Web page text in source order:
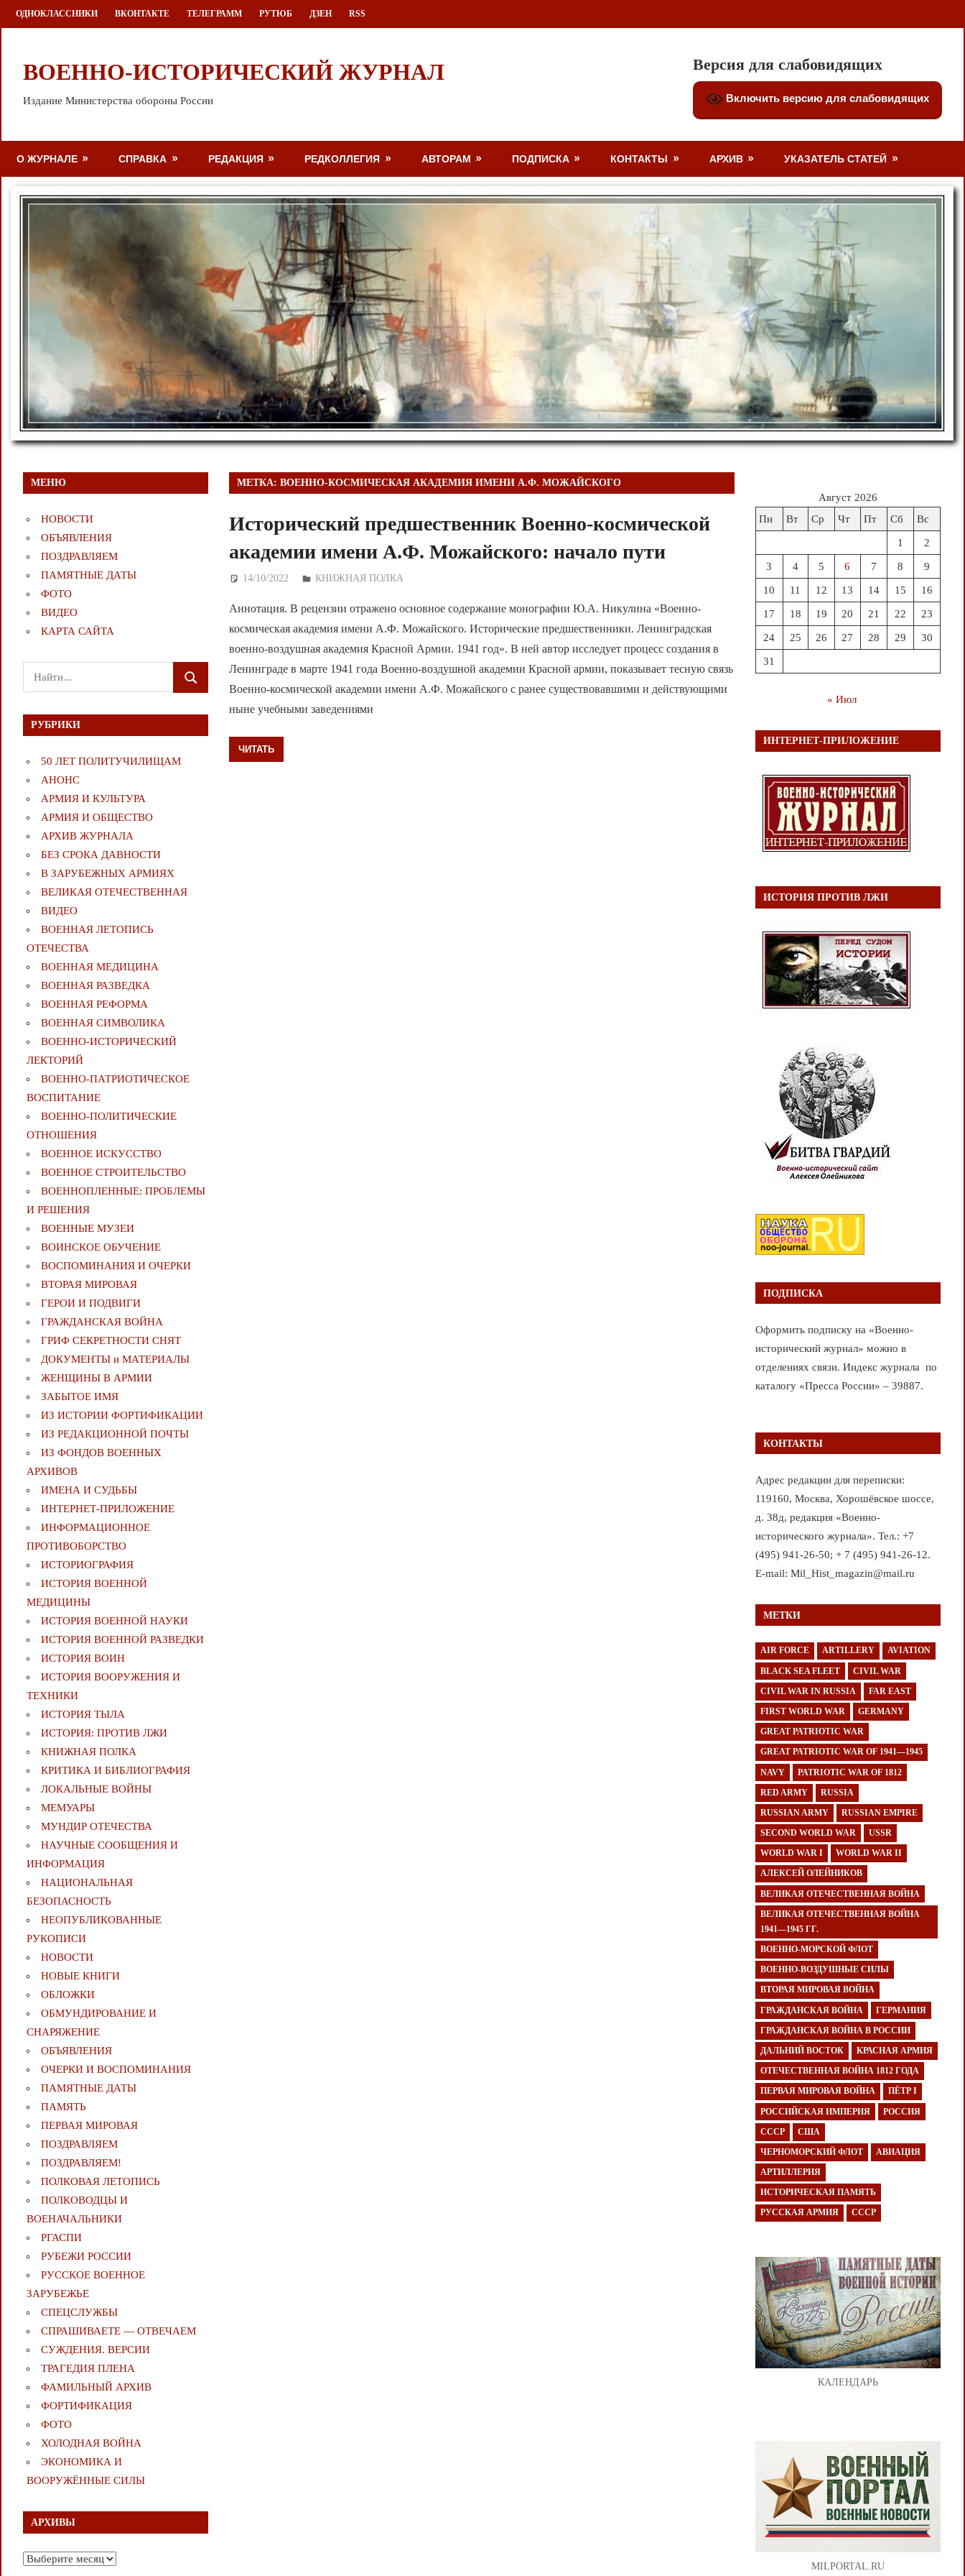
Перейти
к
ОДНОКЛАССНИКИ ВКОНТАКТЕ ТЕЛЕГРАММ РУТЮБ ДЗЕН RSS
ВОЕННО-ИСТОРИЧЕСКИЙ ЖУРНАЛ
Издание Министерства обороны России
Версия для слабовидящих
Включить версию для слабовидящих
О ЖУРНАЛЕ СПРАВКА РЕДАКЦИЯ РЕДКОЛЛЕГИЯ АВТОРАМ ПОДПИСКА КОНТАКТЫ АРХИВ УКАЗАТЕЛЬ СТАТЕЙ
МЕТКА:ВОЕННО-КОСМИЧЕСКАЯ АКАДЕМИЯ ИМЕНИ А.Ф. МОЖАЙСКОГО
Исторический предшественник Военно-космической
академии имени А.Ф. Можайского: начало пути
14/10/2022 Дежурный по Редакции
КНИЖНАЯ ПОЛКА
Аннотация. В рецензии отражено основное содержание монографии Ю.А. Никулина «Военно-
космическая академия имени А.Ф. Можайского. Исторические предшественники. Ленинградская
военно-воздушная академия Красной Армии. 1941 год». В ней автор исследует процесс создания в
Ленинграде в марте 1941 года Военно-воздушной академии Красной армии, показывает тесную связь
Военно-космической академии имени А.Ф. Можайского с ранее существовавшими и действующими
ныне учебными заведениями
ЧИТАТЬ
МЕНЮ
НОВОСТИ
ОБЪЯВЛЕНИЯ
ПОЗДРАВЛЯЕМ
ПАМЯТНЫЕ ДАТЫ
ФОТО
ВИДЕО
КАРТА САЙТА
Поиск
для:
ПОИСК
РУБРИКИ
50 ЛЕТ ПОЛИТУЧИЛИЩАМ
АНОНС
АРМИЯ И КУЛЬТУРА
АРМИЯ И ОБЩЕСТВО
АРХИВ ЖУРНАЛА
БЕЗ СРОКА ДАВНОСТИ
В ЗАРУБЕЖНЫХ АРМИЯХ
ВЕЛИКАЯ ОТЕЧЕСТВЕННАЯ
ВИДЕО
ВОЕННАЯ ЛЕТОПИСЬ
ОТЕЧЕСТВА
ВОЕННАЯ МЕДИЦИНА
ВОЕННАЯ РАЗВЕДКА
ВОЕННАЯ РЕФОРМА
ВОЕННАЯ СИМВОЛИКА
ВОЕННО-ИСТОРИЧЕСКИЙ
ЛЕКТОРИЙ
ВОЕННО-ПАТРИОТИЧЕСКОЕ
ВОСПИТАНИЕ
ВОЕННО-ПОЛИТИЧЕСКИE
ОТНОШЕНИЯ
ВОЕННОЕ ИСКУССТВО
ВОЕННОЕ СТРОИТЕЛЬСТВО
ВОЕННОПЛЕННЫЕ: ПРОБЛЕМЫ
И РЕШЕНИЯ
ВОЕННЫЕ МУЗЕИ
ВОИНСКОЕ ОБУЧЕНИЕ
ВОСПОМИНАНИЯ И ОЧЕРКИ
ВТОРАЯ МИРОВАЯ
ГЕРОИ И ПОДВИГИ
ГРАЖДАНСКАЯ ВОЙНА
ГРИФ СЕКРЕТНОСТИ СНЯТ
ДОКУМЕНТЫ и МАТЕРИАЛЫ
ЖЕНЩИНЫ В АРМИИ
ЗАБЫТОЕ ИМЯ
ИЗ ИСТОРИИ ФОРТИФИКАЦИИ
ИЗ РЕДАКЦИОННОЙ ПОЧТЫ
ИЗ ФОНДОВ ВОЕННЫХ
АРХИВОВ
ИМЕНА И СУДЬБЫ
ИНТЕРНЕТ-ПРИЛОЖЕНИЕ
ИНФОРМАЦИОННОЕ
ПРОТИВОБОРСТВО
ИСТОРИОГРАФИЯ
ИСТОРИЯ ВОЕННОЙ
МЕДИЦИНЫ
ИСТОРИЯ ВОЕННОЙ НАУКИ
ИСТОРИЯ ВОЕННОЙ РАЗВЕДКИ
ИСТОРИЯ ВОИН
ИСТОРИЯ ВООРУЖЕНИЯ И
ТЕХНИКИ
ИСТОРИЯ ТЫЛА
ИСТОРИЯ: ПРОТИВ ЛЖИ
КНИЖНАЯ ПОЛКА
КРИТИКА И БИБЛИОГРАФИЯ
ЛОКАЛЬНЫЕ ВОЙНЫ
МЕМУАРЫ
МУНДИР ОТЕЧЕСТВА
НАУЧНЫЕ СООБЩЕНИЯ И
ИНФОРМАЦИЯ
НАЦИОНАЛЬНАЯ
БЕЗОПАСНОСТЬ
НЕОПУБЛИКОВАННЫЕ
РУКОПИСИ
НОВОСТИ
НОВЫЕ КНИГИ
ОБЛОЖКИ
ОБМУНДИРОВАНИЕ И
СНАРЯЖЕНИЕ
ОБЪЯВЛЕНИЯ
ОЧЕРКИ И ВОСПОМИНАНИЯ
ПАМЯТНЫЕ ДАТЫ
ПАМЯТЬ
ПЕРВАЯ МИРОВАЯ
ПОЗДРАВЛЯЕМ
ПОЗДРАВЛЯЕМ!
ПОЛКОВАЯ ЛЕТОПИСЬ
ПОЛКОВОДЦЫ И
ВОЕНАЧАЛЬНИКИ
РГАСПИ
РУБЕЖИ РОССИИ
РУССКОЕ ВОЕННОЕ
ЗАРУБЕЖЬЕ
СПЕЦСЛУЖБЫ
СПРАШИВАЕТЕ — ОТВЕЧАЕМ
СУЖДЕНИЯ. ВЕРСИИ
ТРАГЕДИЯ ПЛЕНА
ФАМИЛЬНЫЙ АРХИВ
ФОРТИФИКАЦИЯ
ФОТО
ХОЛОДНАЯ ВОЙНА
ЭКОНОМИКА И
ВООРУЖЁННЫЕ СИЛЫ
АРХИВЫ
Архивы
Август 2026
Пн
Вт Ср Чт Пт Сб Вс
1 2
3 4 5 6 7 8 9
10 11 12 13 14 15 16
17 18 19 20 21 22 23
24 25 26 27 28 29 30
31
« Июл
ИНТЕРНЕТ-ПРИЛОЖЕНИЕ
ИСТОРИЯ ПРОТИВ ЛЖИ
ПОДПИСКА
Оформить подписку на «Военно-
исторический журнал» можно в
отделениях связи. Индекс журнала по
каталогу «Пресса России» – 39887.
КОНТАКТЫ
Адрес редакции для переписки:
119160, Москва, Хорошёвское шоссе,
д. 38д, редакция «Военно-
исторического журнала». Тел.: +7
(495) 941-26-50; + 7 (495) 941-26-12.
E-mail: Mil_Hist_magazin@mail.ru
МЕТКИ
AIR FORCE ARTILLERY AVIATION
BLACK SEA FLEET CIVIL WAR
CIVIL WAR IN RUSSIA FAR EAST
FIRST WORLD WAR GERMANY
GREAT PATRIOTIC WAR
GREAT PATRIOTIC WAR OF 1941—1945
NAVY PATRIOTIC WAR OF 1812
RED ARMY RUSSIA
RUSSIAN ARMY RUSSIAN EMPIRE
SECOND WORLD WAR USSR
WORLD WAR I WORLD WAR II
АЛЕКСЕЙ ОЛЕЙНИКОВ
ВЕЛИКАЯ ОТЕЧЕСТВЕННАЯ ВОЙНА
ВЕЛИКАЯ ОТЕЧЕСТВЕННАЯ ВОЙНА
1941—1945 ГГ.
ВОЕННО-МОРСКОЙ ФЛОТ
ВОЕННО-ВОЗДУШНЫЕ СИЛЫ
ВТОРАЯ МИРОВАЯ ВОЙНА
ГРАЖДАНСКАЯ ВОЙНА ГЕРМАНИЯ
ГРАЖДАНСКАЯ ВОЙНА В РОССИИ
ДАЛЬНИЙ ВОСТОК КРАСНАЯ АРМИЯ
ОТЕЧЕСТВЕННАЯ ВОЙНА 1812 ГОДА
ПЕРВАЯ МИРОВАЯ ВОЙНА ПЁТР I
РОССИЙСКАЯ ИМПЕРИЯ РОССИЯ
СССР США
ЧЕРНОМОРСКИЙ ФЛОТ АВИАЦИЯ
АРТИЛЛЕРИЯ
ИСТОРИЧЕСКАЯ ПАМЯТЬ
РУССКАЯ АРМИЯ СССР
КАЛЕНДАРЬ
MILPORTAL.RU